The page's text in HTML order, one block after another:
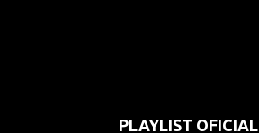
PLAYLIST OFICIAL